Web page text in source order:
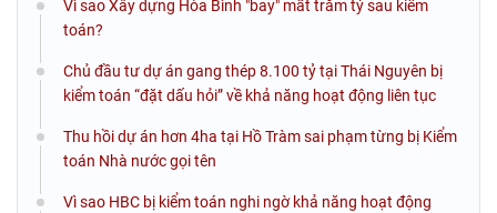
Vì sao Xây dựng Hòa Bình "bay" mất trăm tỷ sau kiểm
toán?
Chủ đầu tư dự án gang thép 8.100 tỷ tại Thái Nguyên bị
kiểm toán “đặt dấu hỏi” về khả năng hoạt động liên tục
Thu hồi dự án hơn 4ha tại Hồ Tràm sai phạm từng bị Kiểm
toán Nhà nước gọi tên
Vì sao HBC bị kiểm toán nghi ngờ khả năng hoạt động